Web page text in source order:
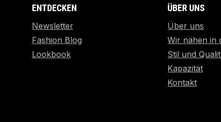
ENTDECKEN
Newsletter
Fashion Blog
Lookbook
ÜBER UNS
Über uns
Wir nähen in
Stil und
Kapazität
Kontakt